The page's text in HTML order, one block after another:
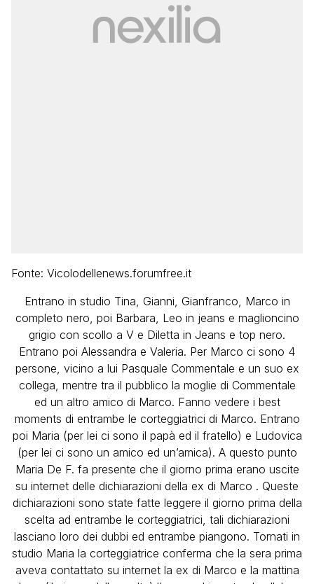
Fonte: Vicolodellenews.forumfree.it
Entrano in studio Tina, Gianni, Gianfranco, Marco in
completo nero, poi Barbara, Leo in jeans e maglioncino
grigio con scollo a V e Diletta in Jeans e top nero.
Entrano poi Alessandra e Valeria. Per Marco ci sono 4
persone, vicino a lui Pasquale Commentale e un suo ex
collega, mentre tra il pubblico la moglie di Commentale
ed un altro amico di Marco. Fanno vedere i best
moments di entrambe le corteggiatrici di Marco. Entrano
poi Maria (per lei ci sono il papà ed il fratello) e Ludovica
(per lei ci sono un amico ed un’amica). A questo punto
Maria De F. fa presente che il giorno prima erano uscite
su internet delle dichiarazioni della ex di Marco . Queste
dichiarazioni sono state fatte leggere il giorno prima della
scelta ad entrambe le corteggiatrici, tali dichiarazioni
lasciano loro dei dubbi ed entrambe piangono. Tornati in
studio Maria la corteggiatrice conferma che la sera prima
aveva contattato su internet la ex di Marco e la mattina